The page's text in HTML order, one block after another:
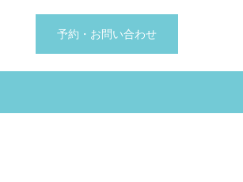
予約・お問い合わせ